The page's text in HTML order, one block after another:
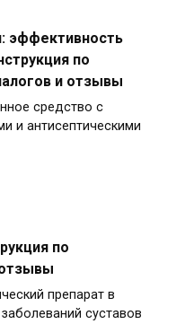
эффективность
по
и отзывы
средство с
и антисептическими
по
препарат в
суставов